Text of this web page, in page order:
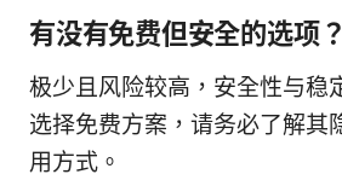
有没有免费但安全的选项？
极少且风险较高，安全性与稳
选择免费方案，请务必了解其
用方式。